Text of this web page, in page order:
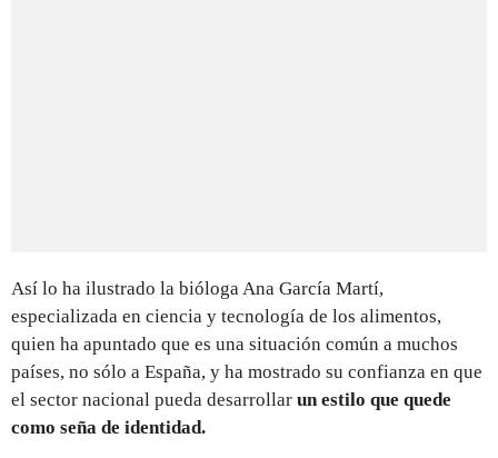
Así lo ha ilustrado la bióloga Ana García Martí,
especializada en ciencia y tecnología de los alimentos,
quien ha apuntado que es una situación común a muchos
países, no sólo a España, y ha mostrado su confianza en que
el sector nacional pueda desarrollar un estilo que quede
como seña de identidad.